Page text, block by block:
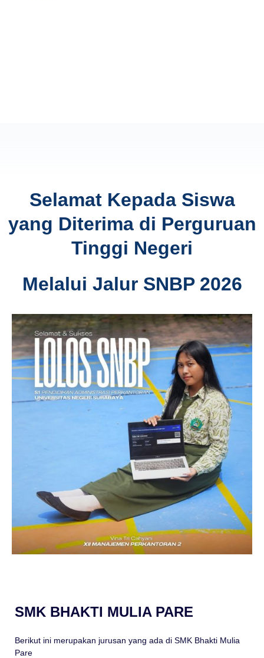
Selamat Kepada Siswa
yang Diterima di Perguruan
Tinggi Negeri
Melalui Jalur SNBP 2026
SMK BHAKTI MULIA PARE
Berikut ini merupakan jurusan yang ada di SMK Bhakti Mulia
Pare